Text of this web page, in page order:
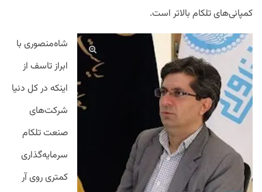
کمپانی‌های تلکام بالاتر است.
شاه‌منصوری با
ابراز تاسف از
اینکه در کل دنیا
شرکت‌های
صنعت تلکام
سرمایه‌گذاری
کمتری روی آر